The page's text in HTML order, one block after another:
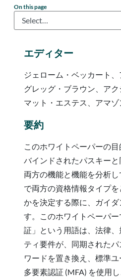
On this page
エディター
ジェローム・ベッカート、
グレッグ・ブラウン、アク
マット・エステス、アマゾ
要約
このホワイトペーパーの
バインドされたパスキー
両方の機能と機能を分析
で両方の資格情報タイプ
かを決定する際に、ガイ
す。このホワイトペーパ
証」という用語は、法律
ティ要件が、同期された
ワードを置き換え、標準
多要素認証 (MFA) を使用